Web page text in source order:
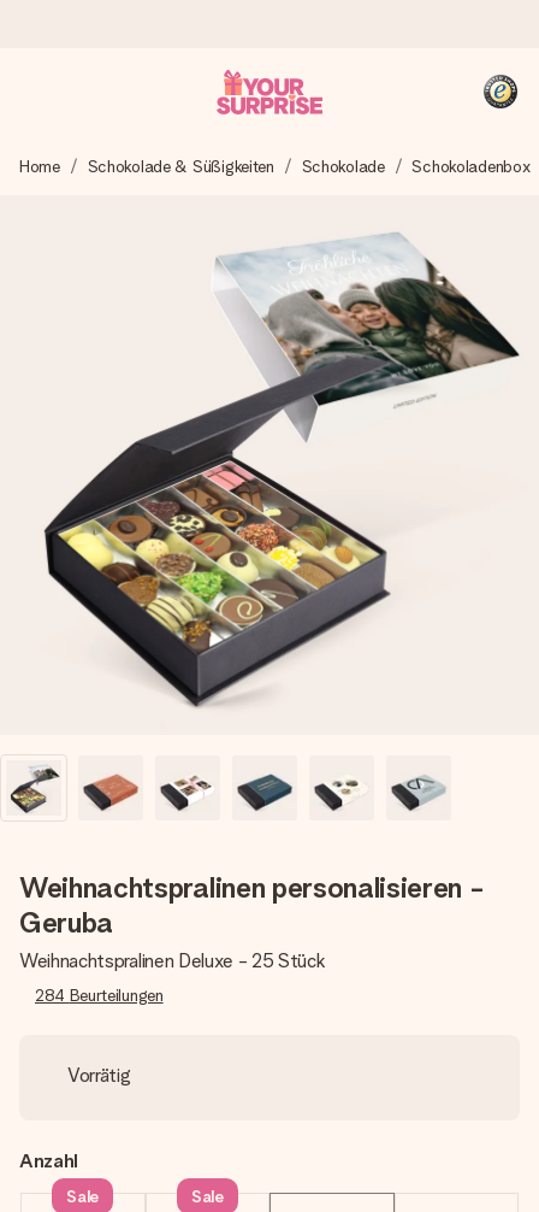
Wir bereiten dein Geschenk sorgfältig vor und schicken es
4,8 (basierend auf +15.000 Bewertungen)
Unsere Geschenke begeistern. Kunden bewerten uns mit
4,8 bei Google Reviews (Gesamtergebnis aller Länder, in
+49 39292 929695
Montag - Freitag : 8:30 - 17:00 Uhr
Samstag - Sonntag : 8:30 - 13:00 Uhr
Home Schokolade & Süßigkeiten Schokolade Schokoladenbox
Weihnachtspralinen personalisieren -
Geruba
Weihnachtspralinen Deluxe - 25 Stück
284 Beurteilungen
Vorrätig
Anzahl
Sale Sale